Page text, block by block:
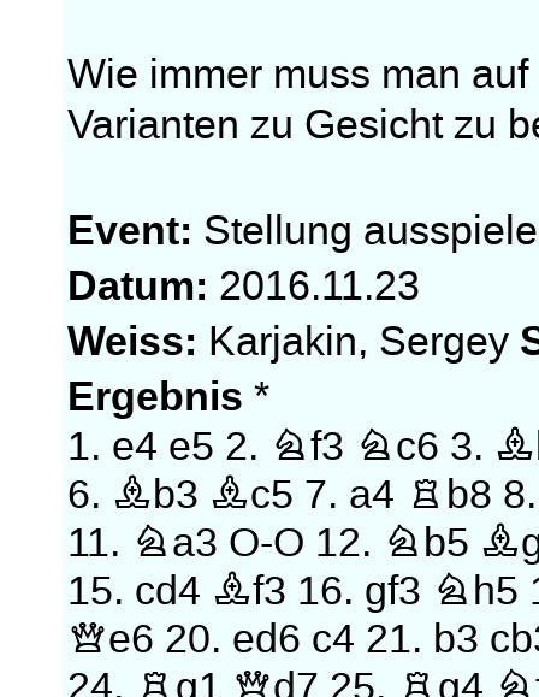
Wie immer muss man
Varianten zu Gesicht zu
Event: Stellung
Datum: 2016.11.23
Weiss: Karjakin, Sergey
Ergebnis *
1. e4 e5 2. Nf3 Nc6 3.
6. Bb3 Bc5 7. a4 Rb8
11. Na3 O-O 12. Nb5
15. cd4 Bf3 16. gf3 Nh5
Qe6 20. ed6 c4 21. b3